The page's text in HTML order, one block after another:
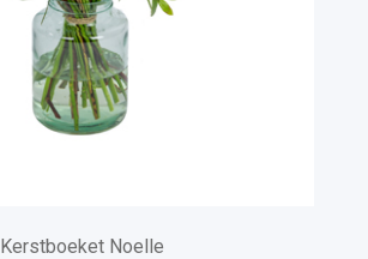
Kerstboeket Noelle